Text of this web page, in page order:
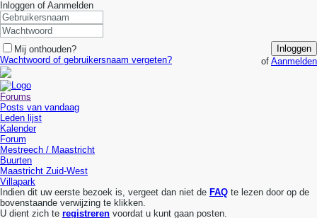
Inloggen of Aanmelden
Mij onthouden?
Inloggen
Wachtwoord of gebruikersnaam vergeten?
of Aanmelden
Forums
Posts van vandaag
Leden lijst
Kalender
Forum
Mestreech / Maastricht
Buurten
Maastricht Zuid-West
Villapark
Indien dit uw eerste bezoek is, vergeet dan niet de FAQ te lezen door op de
bovenstaande verwijzing te klikken.
U dient zich te registreren voordat u kunt gaan posten.